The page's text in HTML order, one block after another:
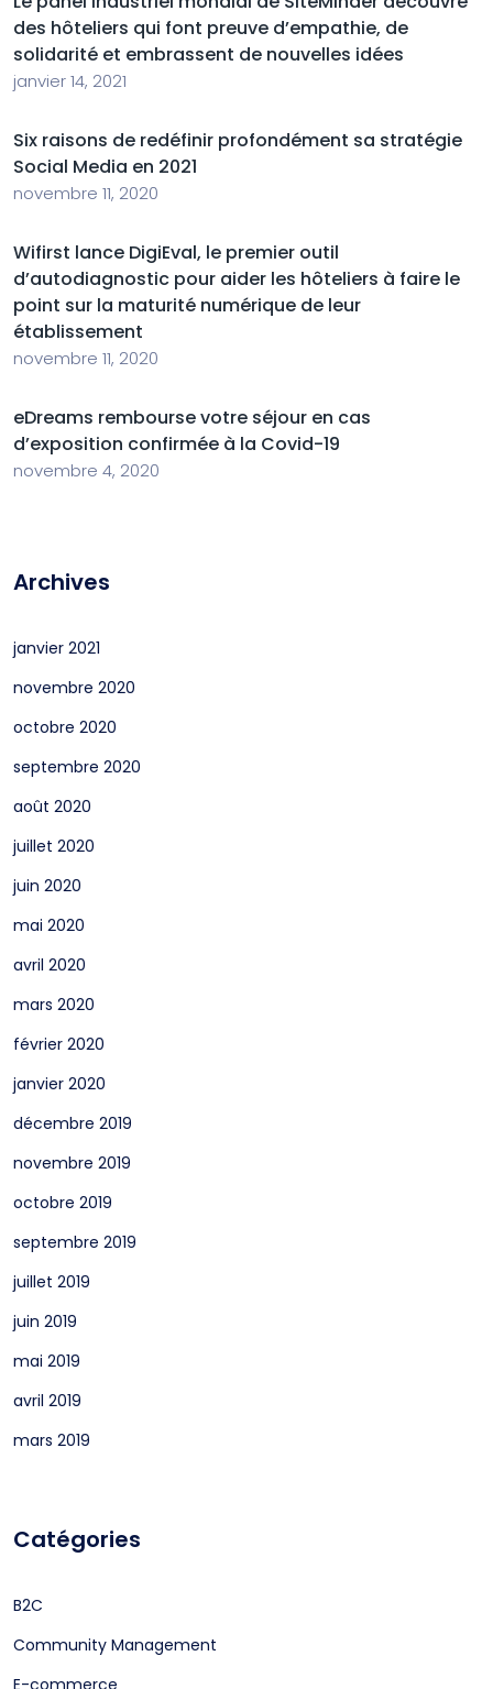
des hôteliers qui font preuve d’empathie, de
solidarité et embrassent de nouvelles idées
janvier 14, 2021
Six raisons de redéfinir profondément sa stratégie
Social Media en 2021
novembre 11, 2020
Wifirst lance DigiEval, le premier outil
d’autodiagnostic pour aider les hôteliers à faire le
point sur la maturité numérique de leur
établissement
novembre 11, 2020
eDreams rembourse votre séjour en cas
d’exposition confirmée à la Covid-19
novembre 4, 2020
Archives
janvier 2021
novembre 2020
octobre 2020
septembre 2020
août 2020
juillet 2020
juin 2020
mai 2020
avril 2020
mars 2020
février 2020
janvier 2020
décembre 2019
novembre 2019
octobre 2019
septembre 2019
juillet 2019
juin 2019
mai 2019
avril 2019
mars 2019
Catégories
B2C
Community Management
E-commerce